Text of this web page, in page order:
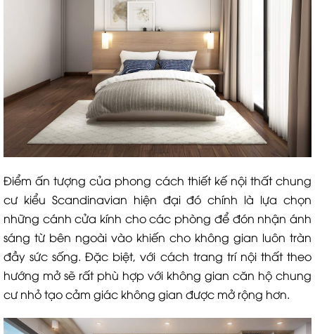
Điểm ấn tượng của phong cách thiết kế nội thất chung
cư kiểu Scandinavian hiện đại đó chính là lựa chọn
những cánh cửa kính cho các phòng để đón nhận ánh
sáng từ bên ngoài vào khiến cho không gian luôn tràn
đầy sức sống. Đặc biệt, với cách trang trí nội thất theo
hướng mở sẽ rất phù hợp với không gian căn hộ chung
cư nhỏ tạo cảm giác không gian được mở rộng hơn.